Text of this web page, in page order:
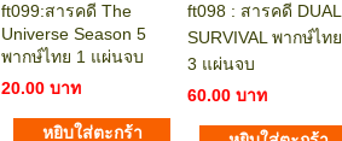
ft099:สารคดี The
Universe Season 5
พากษ์ไทย 1 แผ่นจบ
20.00 บาท
ft098 : สารคดี DUAL
SURVIVAL พากษ์ไทย
3 แผ่นจบ
60.00 บาท